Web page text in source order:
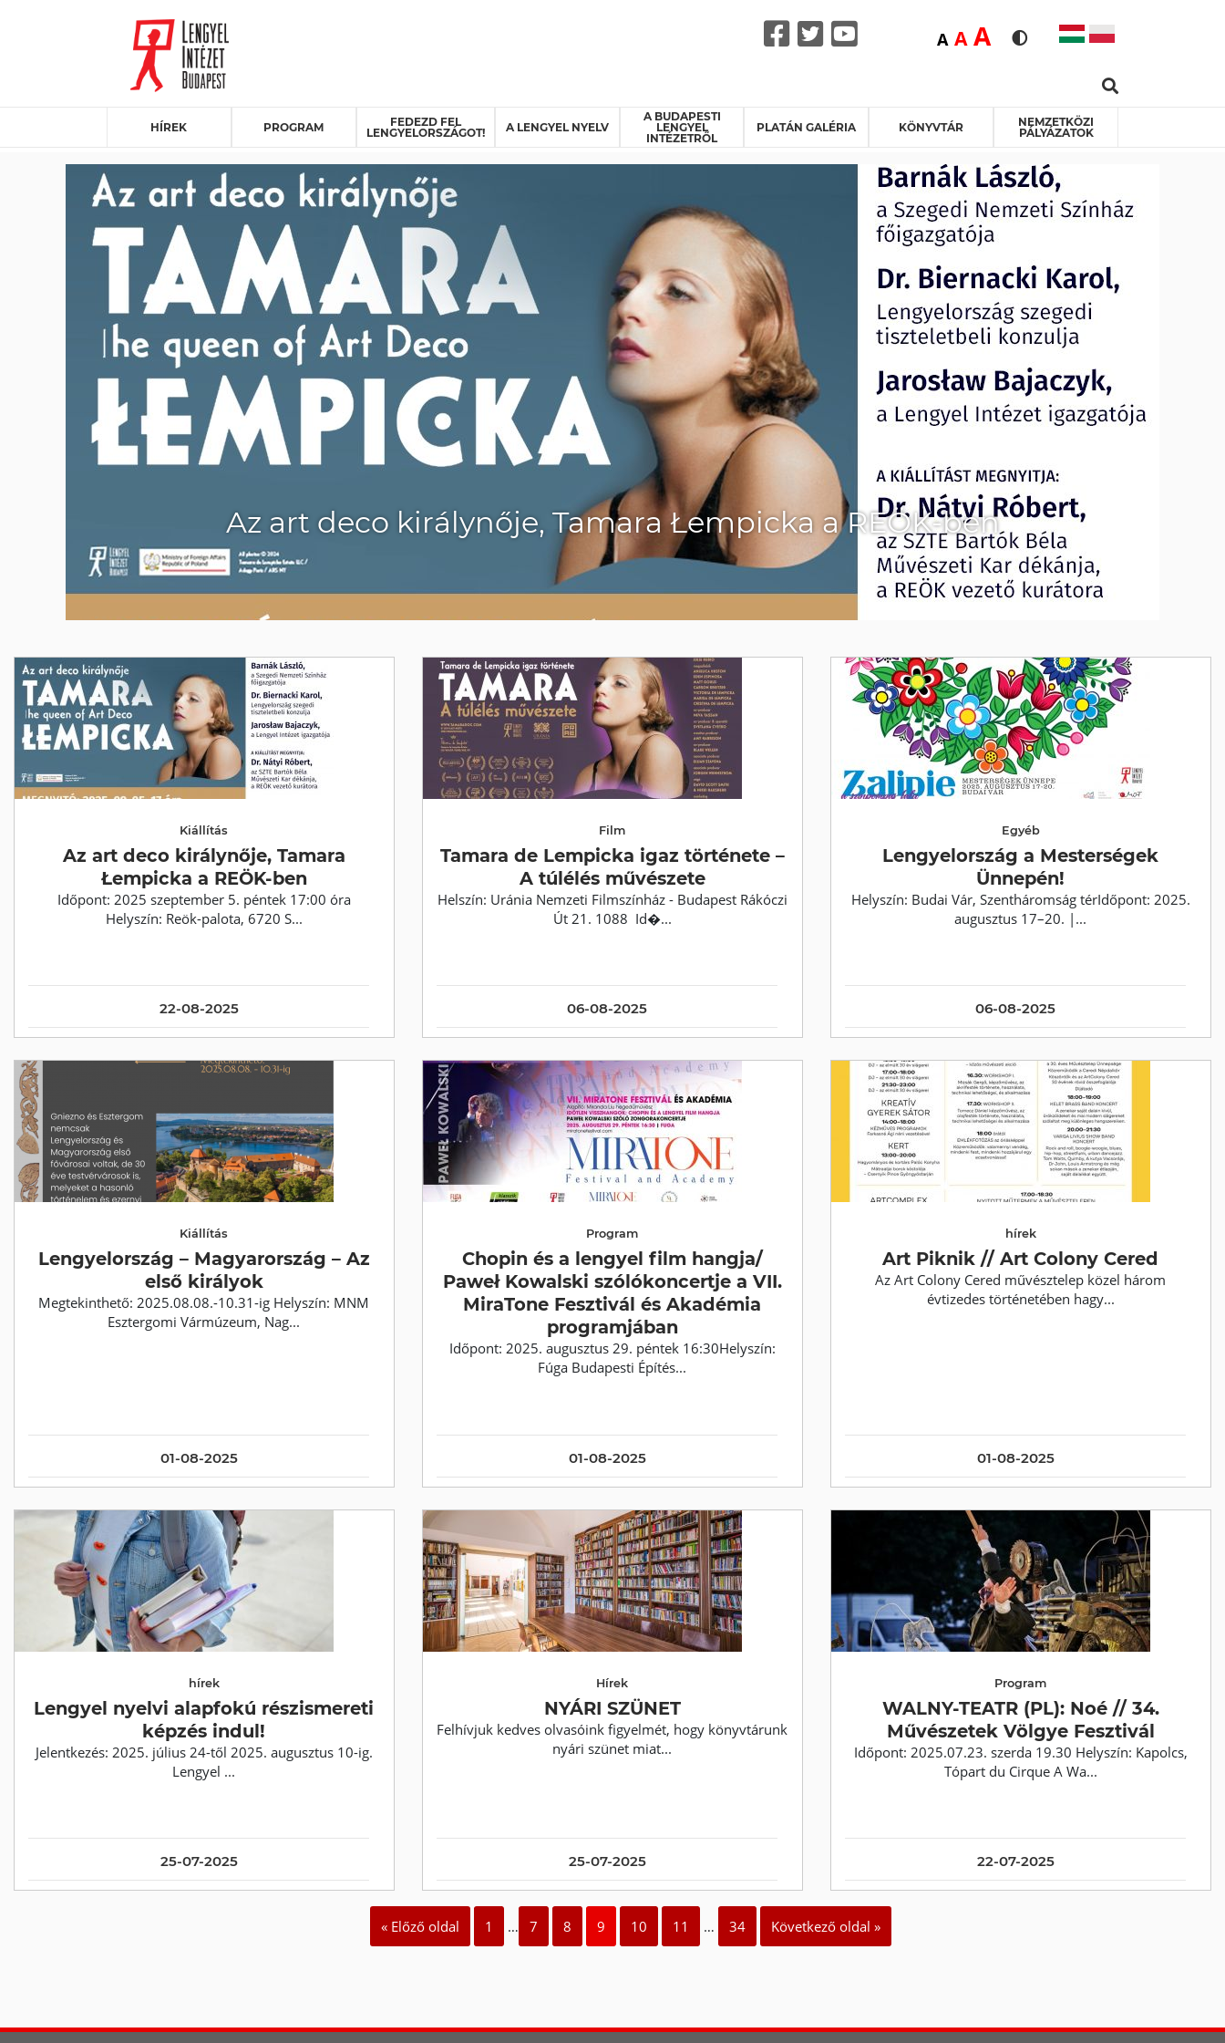
Rozmiar czcionki
ADomyślna
AŚrednia
ADużaWersja kontrastowa
HÍREK PROGRAM
FEDEZD FEL
LENGYELORSZÁGOT!
A LENGYEL NYELV
A BUDAPESTI
LENGYEL
INTÉZETRŐL
PLATÁN GALÉRIA KÖNYVTÁR
NEMZETKÖZI
PÁLYÁZATOK
Az art deco királynője, Tamara Łempicka a REÖK-ben
22-08-2025
Kiállítás
Az art deco királynője, Tamara
Łempicka a REÖK-ben
Időpont: 2025 szeptember 5. péntek 17:00 óra
Helyszín: Reök-palota, 6720 S...
06-08-2025
Film
Tamara de Lempicka igaz története –
A túlélés művészete
Helszín: Uránia Nemzeti Filmszínház - Budapest Rákóczi
Út 21. 1088 Id�...
06-08-2025
Egyéb
Lengyelország a Mesterségek
Ünnepén!
Helyszín: Budai Vár, Szentháromság térIdőpont: 2025.
augusztus 17–20. |...
01-08-2025
Kiállítás
Lengyelország – Magyarország – Az
első királyok
Megtekinthető: 2025.08.08.-10.31-ig Helyszín: MNM
Esztergomi Vármúzeum, Nag...
01-08-2025
Program
Chopin és a lengyel film hangja/
Paweł Kowalski szólókoncertje a VII.
MiraTone Fesztivál és Akadémia
programjában
Időpont: 2025. augusztus 29. péntek 16:30Helyszín:
Fúga Budapesti Építés...
01-08-2025
hírek
Art Piknik // Art Colony Cered
Az Art Colony Cered művésztelep közel három
évtizedes történetében hagy...
25-07-2025
hírek
Lengyel nyelvi alapfokú részismereti
képzés indul!
Jelentkezés: 2025. július 24-től 2025. augusztus 10-ig.
Lengyel ...
25-07-2025
Hírek
NYÁRI SZÜNET
Felhívjuk kedves olvasóink figyelmét, hogy könyvtárunk
nyári szünet miat...
22-07-2025
Program
WALNY-TEATR (PL): Noé // 34.
Művészetek Völgye Fesztivál
Időpont: 2025.07.23. szerda 19.30 Helyszín: Kapolcs,
Tópart du Cirque A Wa...
« Előző oldal 1 … 7 8 9 10 11 … 34 Következő oldal »